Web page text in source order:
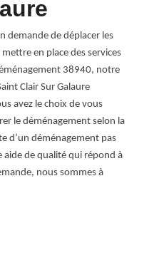
demande de déplacer les
en place des services
38940, notre
Clair Sur Galaure
avez le choix de vous
le déménagement selon la
d’un déménagement pas
de qualité qui répond à
nous sommes à